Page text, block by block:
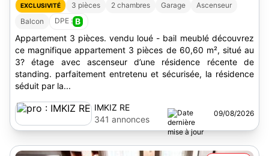
EXCLUSIVITÉ 3 pièces 2 chambres Garage
Ascenseur
Balcon
DPE : B
Appartement 3 pièces. vendu loué - bail meublé découvrez
ce magnifique appartement 3 pièces de 60,60 m², situé au
3? étage avec ascenseur d’une résidence récente de
standing. parfaitement entretenu et sécurisée, la résidence
séduit par la...
IMKIZ RE
341 annonces
09/08/2026